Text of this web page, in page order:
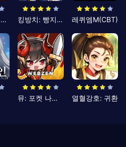
조선협객전 클래식 킹방치: 빵지의 제왕 레퀴엠M(CBT)
뮤: 포켓 나이츠 열혈강호: 귀환